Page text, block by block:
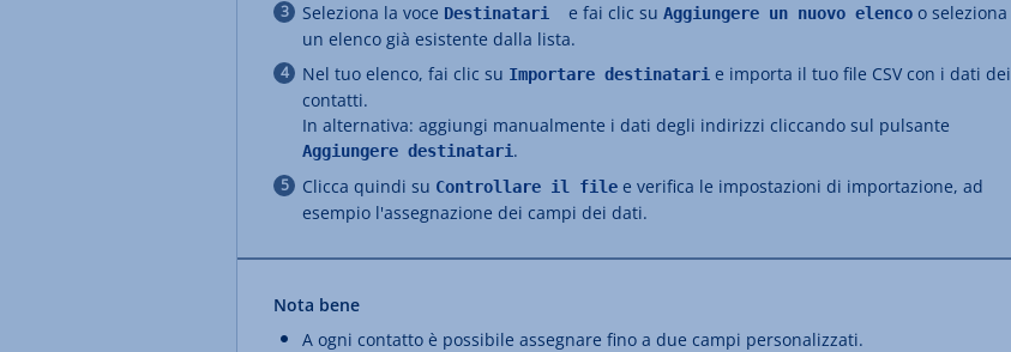
Seleziona la voce Destinatari e fai clic su Aggiungere un nuovo elenco o seleziona
un elenco già esistente dalla lista.
Nel tuo elenco, fai clic su Importare destinatari e importa il tuo file CSV con i dati dei
contatti.
In alternativa: aggiungi manualmente i dati degli indirizzi cliccando sul pulsante
Aggiungere destinatari.
Clicca quindi su Controllare il file e verifica le impostazioni di importazione, ad
esempio l'assegnazione dei campi dei dati.
Nota bene
A ogni contatto è possibile assegnare fino a due campi personalizzati.